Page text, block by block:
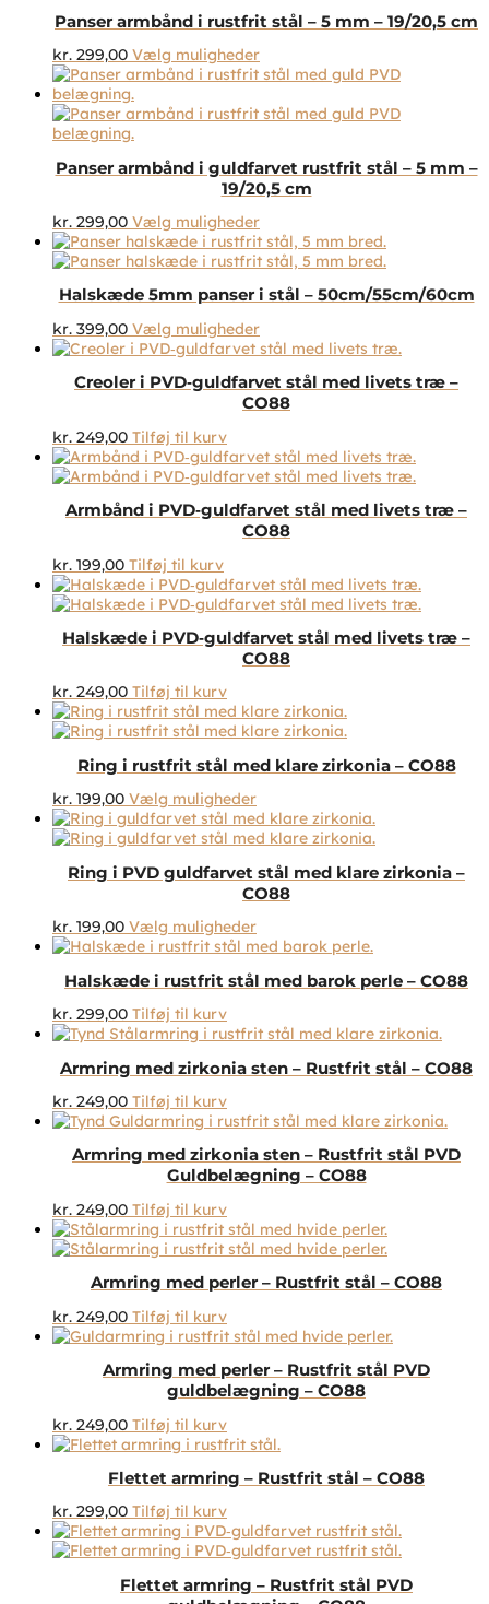
varianter.
kan
vælges
på
varesiden
Panser armbånd i rustfrit stål – 5 mm – 19/20,5 cm
kr. 299,00 Vælg mulighederDette
vare
flere
kan
vælges
varesiden
Panser armbånd i guldfarvet rustfrit stål – 5 mm –
19/20,5 cm
kr. 299,00 Vælg mulighederDette
vare
har
varianter.
kan
vælges
på
varesiden
Halskæde 5mm panser i stål – 50cm/55cm/60cm
kr. 399,00 Vælg mulighederDette
vare
flere
varianter.
vælges
på
varesiden
Creoler i PVD‑guldfarvet stål med livets træ –
CO88
kr. 249,00 Tilføj til kurv
Armbånd i PVD‑guldfarvet stål med livets træ –
CO88
kr. 199,00 Tilføj til kurv
Halskæde i PVD‑guldfarvet stål med livets træ –
CO88
kr. 249,00 Tilføj til kurv
Ring i rustfrit stål med klare zirkonia – CO88
kr. 199,00 Vælg mulighederDette
vare
har
varianter.
Mulighederne
vælges
på
varesiden
Ring i PVD guldfarvet stål med klare zirkonia –
CO88
kr. 199,00 Vælg mulighederDette
vare
flere
Mulighederne
kan
vælges
på
Halskæde i rustfrit stål med barok perle – CO88
kr. 299,00 Tilføj til kurv
Armring med zirkonia sten – Rustfrit stål – CO88
kr. 249,00 Tilføj til kurv
Armring med zirkonia sten – Rustfrit stål PVD
Guldbelægning – CO88
kr. 249,00 Tilføj til kurv
Armring med perler – Rustfrit stål – CO88
kr. 249,00 Tilføj til kurv
Armring med perler – Rustfrit stål PVD
guldbelægning – CO88
kr. 249,00 Tilføj til kurv
Flettet armring – Rustfrit stål – CO88
kr. 299,00 Tilføj til kurv
Flettet armring – Rustfrit stål PVD